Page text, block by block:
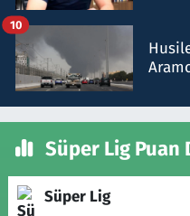
10
Süper Lig Puan
Süper Lig